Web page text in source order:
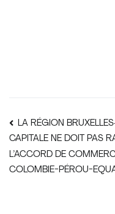
de
LA RÉGION
CAPITALE NE DOIT PAS
L’ACCORD DE
COLOMBIE-PÉROU-